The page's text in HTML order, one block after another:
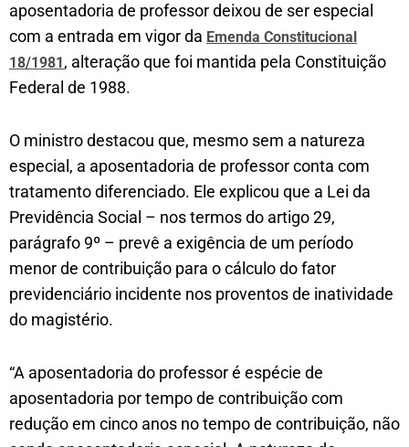
aposentadoria de professor deixou de ser especial
com a entrada em vigor da Emenda Constitucional
18/1981, alteração que foi mantida pela Constituição
Federal de 1988.
O ministro destacou que, mesmo sem a natureza
especial, a aposentadoria de professor conta com
tratamento diferenciado. Ele explicou que a Lei da
Previdência Social – nos termos do artigo 29,
parágrafo 9º – prevê a exigência de um período
menor de contribuição para o cálculo do fator
previdenciário incidente nos proventos de inatividade
do magistério.
“A aposentadoria do professor é espécie de
aposentadoria por tempo de contribuição com
redução em cinco anos no tempo de contribuição, não